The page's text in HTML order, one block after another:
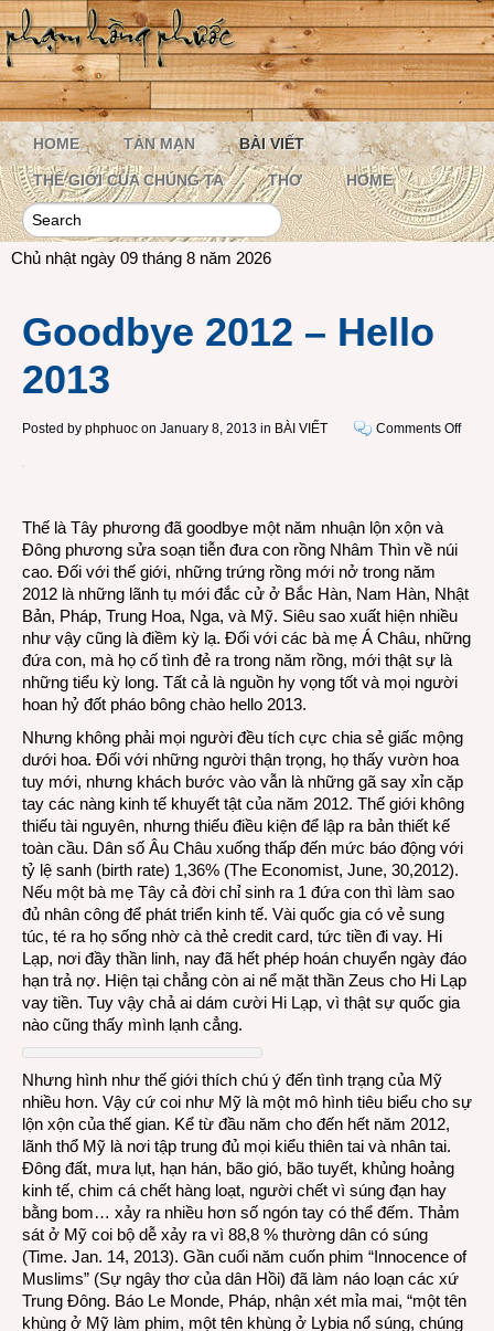
HOME TẢN MẠN BÀI VIẾT
THẾ GIỚI CỦA CHÚNG TA THƠ HOME
Chủ nhật ngày 09 tháng 8 năm 2026
Goodbye 2012 – Hello
2013
Posted by phphuoc on January 8, 2013 in BÀI VIẾT Comments Offon
Thế là Tây phương đã goodbye một năm nhuận lộn xộn và
Đông phương sửa soạn tiễn đưa con rồng Nhâm Thìn về núi
cao. Đối với thế giới, những trứng rồng mới nở trong năm
2012 là những lãnh tụ mới đắc cử ở Bắc Hàn, Nam Hàn, Nhật
Bản, Pháp, Trung Hoa, Nga, và Mỹ. Siêu sao xuất hiện nhiều
như vậy cũng là điềm kỳ lạ. Đối với các bà mẹ Á Châu, những
đứa con, mà họ cố tình đẻ ra trong năm rồng, mới thật sự là
những tiểu kỳ long. Tất cả là nguồn hy vọng tốt và mọi người
hoan hỷ đốt pháo bông chào hello 2013.
Nhưng không phải mọi người đều tích cực chia sẻ giấc mộng
dưới hoa. Đối với những người thận trọng, họ thấy vườn hoa
tuy mới, nhưng khách bước vào vẫn là những gã say xỉn cặp
tay các nàng kinh tế khuyết tật của năm 2012. Thế giới không
thiếu tài nguyên, nhưng thiếu điều kiện để lập ra bản thiết kế
toàn cầu. Dân số Âu Châu xuống thấp đến mức báo động với
tỷ lệ sanh (birth rate) 1,36% (The Economist, June, 30,2012).
Nếu một bà mẹ Tây cả đời chỉ sinh ra 1 đứa con thì làm sao
đủ nhân công để phát triển kinh tế. Vài quốc gia có vẻ sung
túc, té ra họ sống nhờ cà thẻ credit card, tức tiền đi vay. Hi
Lạp, nơi đầy thần linh, nay đã hết phép hoán chuyển ngày đáo
hạn trả nợ. Hiện tại chẳng còn ai nể mặt thần Zeus cho Hi Lạp
vay tiền. Tuy vậy chả ai dám cười Hi Lạp, vì thật sự quốc gia
nào cũng thấy mình lạnh cẳng.
Nhưng hình như thế giới thích chú ý đến tình trạng của Mỹ
nhiều hơn. Vậy cứ coi như Mỹ là một mô hình tiêu biểu cho sự
lộn xộn của thế gian. Kể từ đầu năm cho đến hết năm 2012,
lãnh thổ Mỹ là nơi tập trung đủ mọi kiểu thiên tai và nhân tai.
Đông đất, mưa lụt, hạn hán, bão gió, bão tuyết, khủng hoảng
kinh tế, chim cá chết hàng loạt, người chết vì súng đạn hay
bằng bom… xảy ra nhiều hơn số ngón tay có thể đếm. Thảm
sát ở Mỹ coi bộ dễ xảy ra vì 88,8 % thường dân có súng
(Time. Jan. 14, 2013). Gần cuối năm cuốn phim “Innocence of
Muslims” (Sự ngây thơ của dân Hồi) đã làm náo loạn các xứ
Trung Đông. Báo Le Monde, Pháp, nhận xét mỉa mai, “một tên
khùng ở Mỹ làm phim, một tên khùng ở Lybia nổ súng, chúng